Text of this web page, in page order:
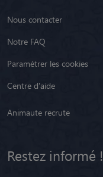
Nous contacter
Notre FAQ
Paramétrer les cookies
Centre d'aide
Animaute recrute
Restez informé !